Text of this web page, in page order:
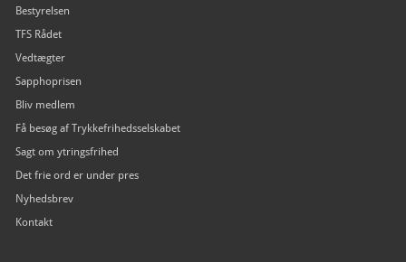
Bestyrelsen
TFS Rådet
Vedtægter
Sapphoprisen
Bliv medlem
Få besøg af Trykkefrihedsselskabet
Sagt om ytringsfrihed
Det frie ord er under pres
Nyhedsbrev
Kontakt